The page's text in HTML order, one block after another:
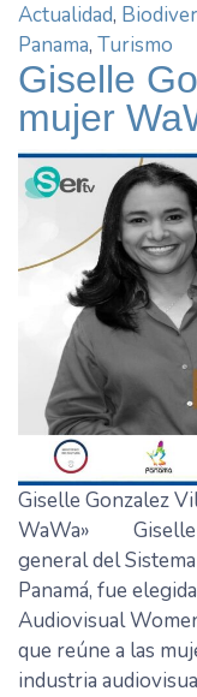
Actualidad,
Panama, Turismo
Giselle
mujer
Giselle Gonzalez
WaWa» Giselle
general del
Panamá, fue
Audiovisual
que reúne a las
industria